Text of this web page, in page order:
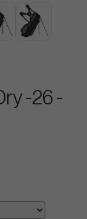
-26 -